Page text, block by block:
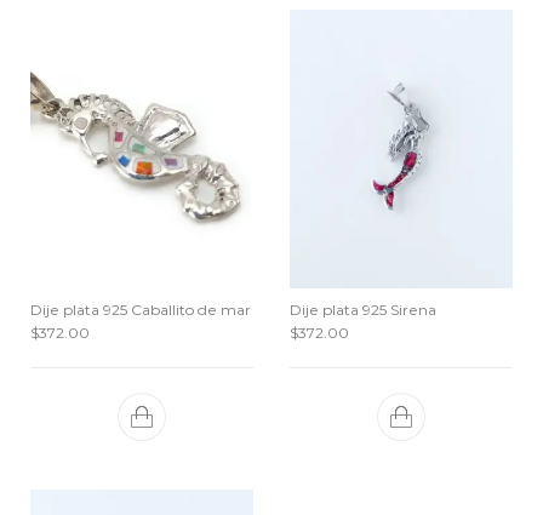
Dije plata 925 Caballito de mar
$372.00
Dije plata 925 Sirena
$372.00